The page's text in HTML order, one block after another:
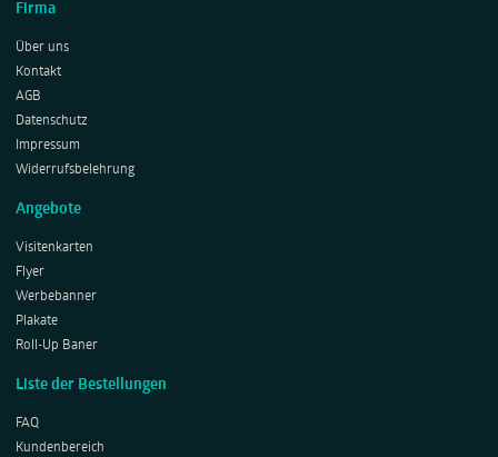
Firma
Über uns
Kontakt
AGB
Datenschutz
Impressum
Widerrufsbelehrung
Angebote
Visitenkarten
Flyer
Werbebanner
Plakate
Roll-Up Baner
Liste der Bestellungen
FAQ
Kundenbereich